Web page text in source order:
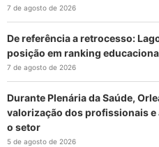
7 de agosto de 2026
De referência a retrocesso:
posição em ranking
7 de agosto de 2026
Durante Plenária da Saúde,
valorização dos profissionais
o setor
5 de agosto de 2026